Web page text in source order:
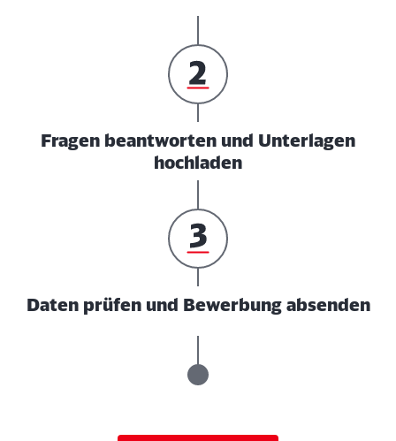
Fragen beantworten und Unterlagen
hochladen
Daten prüfen und Bewerbung absenden